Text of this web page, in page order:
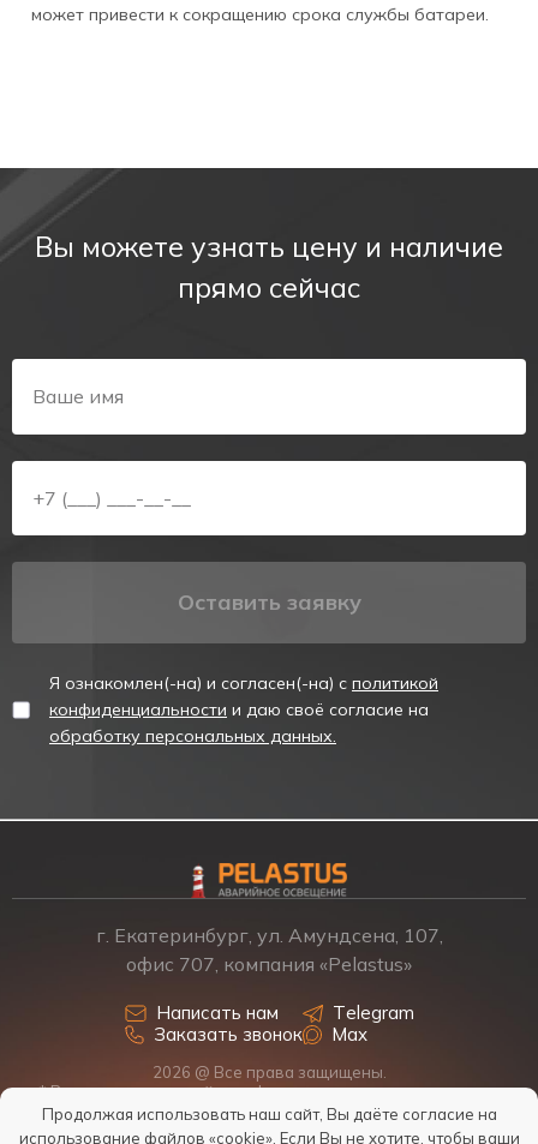
может привести к сокращению срока службы батареи.
Вы можете узнать цену и наличие
прямо сейчас
Оставить заявку
Я ознакомлен(-на) и согласен(-на) с политикой
конфиденциальности и даю своё согласие на
обработку персональных данных.
г. Екатеринбург, ул. Амундсена, 107,
офис 707, компания «Pelastus»
Написать нам
Заказать звонок
Telegram
Max
2026 @ Все права защищены.
* Размещенная на сайте информация о товарах и ценах не
является офертой, наличие, стоимость, условия поставки
обсуждаются индивидуально у менеджеров.
Продолжая использовать наш сайт, Вы даёте согласие на
использование файлов «cookie». Если Вы не хотите, чтобы ваши